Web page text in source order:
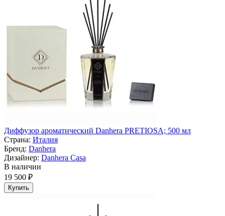
Диффузор ароматический Danhera PRETIOSA; 500 мл
Страна: Италия
Бренд: Danhera
Дизайнер: Danhera Casa
В наличии
19 500 ₽
Купить